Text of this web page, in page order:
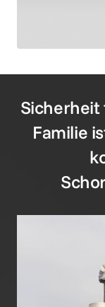
Sicherheit
Familie ist